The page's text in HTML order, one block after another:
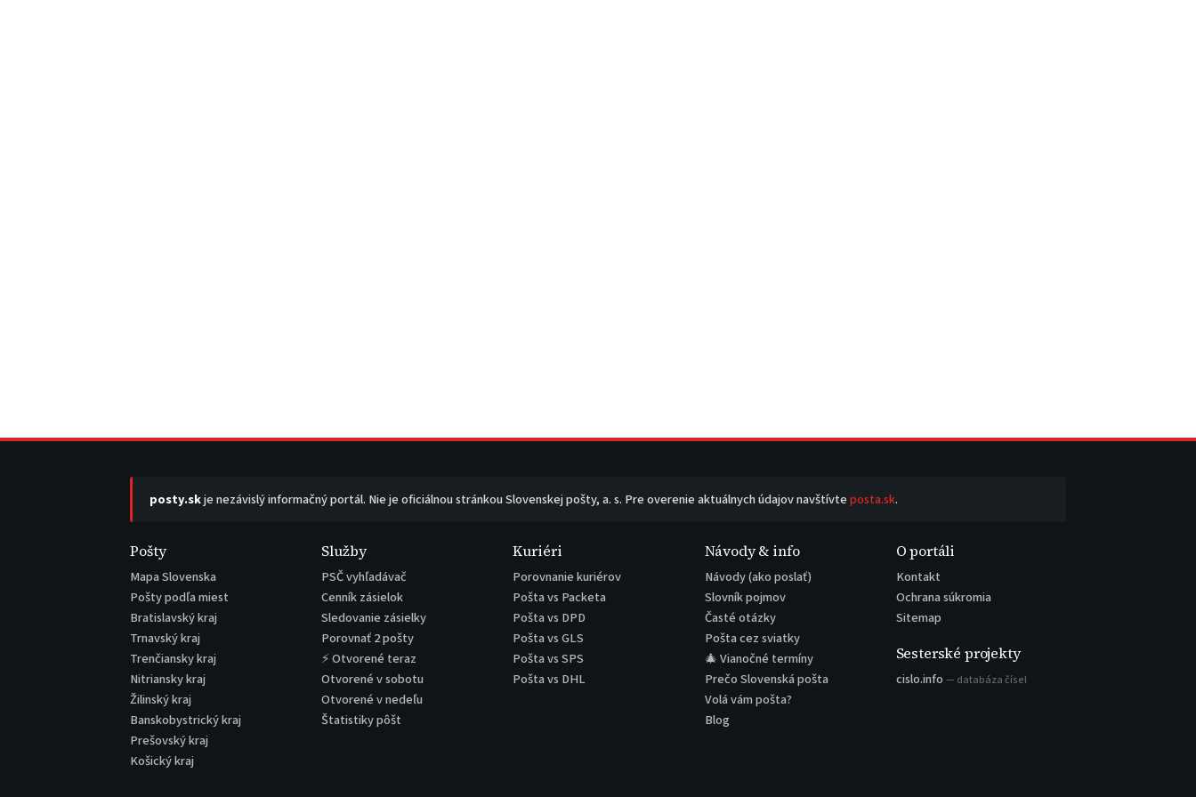
posty.skje nezávislý informačný portál. Nie je oficiálnou stránkou Slovenskej pošty, a. s. Pre overenie aktuálnych údajov navštívteposta.sk.
Pošty
Mapa Slovenska
Pošty podľa miest
Bratislavský kraj
Trnavský kraj
Trenčiansky kraj
Nitriansky kraj
Žilinský kraj
Banskobystrický kraj
Prešovský kraj
Košický kraj
Služby
PSČ vyhľadávač
Cenník zásielok
Sledovanie zásielky
Porovnať 2 pošty
⚡ Otvorené teraz
Otvorené v sobotu
Otvorené v nedeľu
Štatistiky pôšt
Kuriéri
Porovnanie kuriérov
Pošta vs Packeta
Pošta vs DPD
Pošta vs GLS
Pošta vs SPS
Pošta vs DHL
Návody & info
Návody (ako poslať)
Slovník pojmov
Časté otázky
Pošta cez sviatky
🎄 Vianočné termíny
Prečo Slovenská pošta
Volá vám pošta?
Blog
O portáli
Kontakt
Ochrana súkromia
Sitemap
Sesterské projekty
cislo.info — databáza čísel